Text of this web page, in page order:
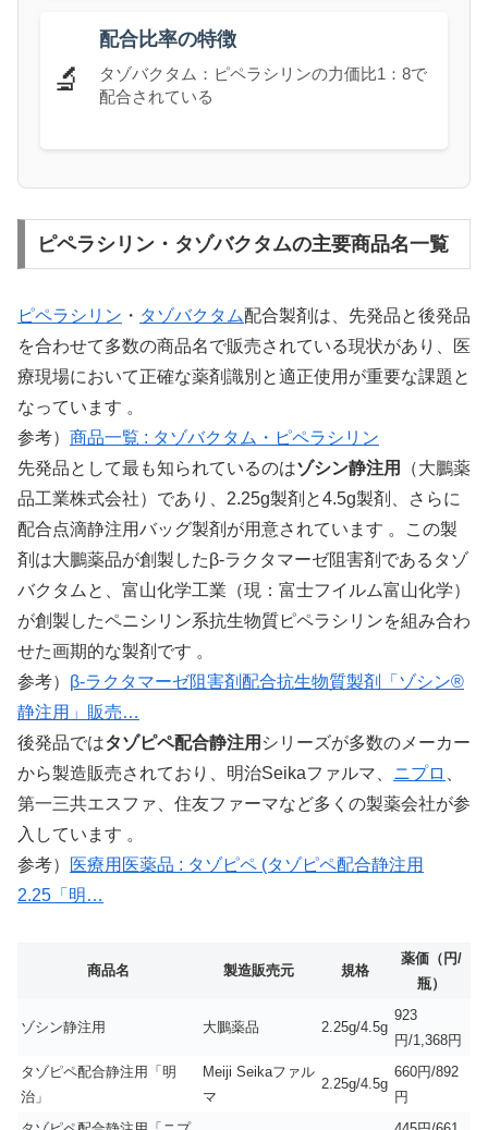
🔬
配合比率の特徴
タゾバクタム：ピペラシリンの力価比1：8で
配合されている
ピペラシリン・タゾバクタムの主要商品名一覧
ピペラシリン ・ タゾバクタム配合製剤は、先発品と後発品
を合わせて多数の商品名で販売されている現状があり、医
療現場において正確な薬剤識別と適正使用が重要な課題と
なっています 。
参考） 商品一覧 : タゾバクタム・ピペラシリン
先発品として最も知られているのはゾシン静注用
（大鵬薬
品工業株式会社）であり、2.25g製剤と4.5g製剤、さらに
配合点滴静注用バッグ製剤が用意されています 。この製
剤は大鵬薬品が創製したβ-ラクタマーゼ阻害剤であるタゾ
バクタムと、富山化学工業（現：富士フイルム富山化学）
が創製したペニシリン系抗生物質ピペラシリンを組み合わ
せた画期的な製剤です 。
参考） β-ラクタマーゼ阻害剤配合抗生物質製剤「ゾシン®
静注用」販売…
後発品ではタゾピペ配合静注用 シリーズが多数のメーカー
から製造販売されており、明治Seikaファルマ、 ニプロ
第一三共エスファ、住友ファーマなど多くの製薬会社が参
入しています 。
参考）
医療用医薬品 : タゾピペ (タゾピペ配合静注用
2.25「明…
商品名 製造販売元 規格
薬価（円/
瓶）
ゾシン静注用 大鵬薬品 2.25g/4.5g
923
円/1,368円
タゾピペ配合静注用「明
治」
Meiji Seikaファル
マ
2.25g/4.5g
660円/892
円